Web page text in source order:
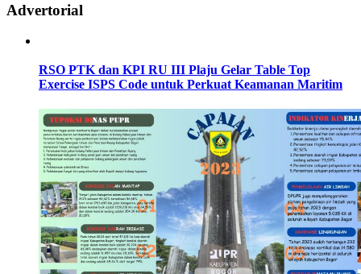
Advertorial
RSO PTK dan KPI RU III Plaju Gelar Table Top
Exercise ISPS Code untuk Perkuat Keamanan Maritim